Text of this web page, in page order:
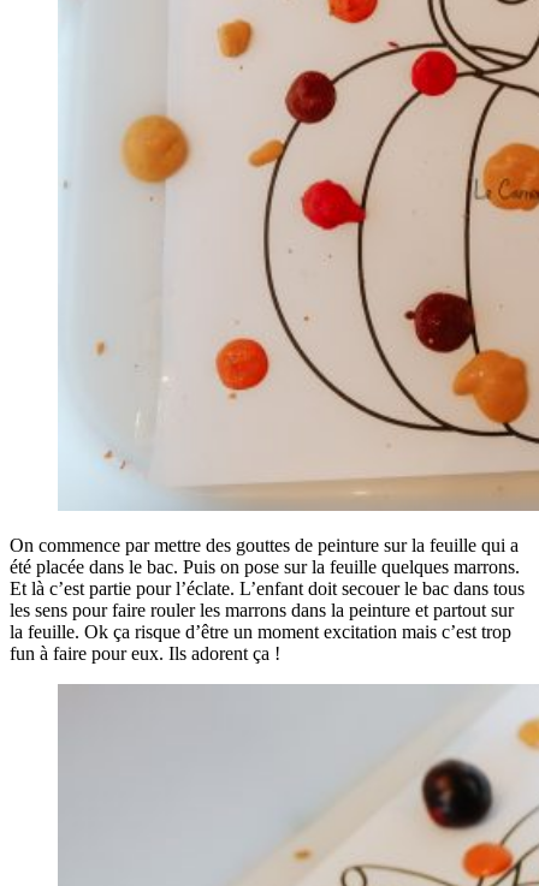
On commence par mettre des gouttes de peinture sur la feuille qui a
été placée dans le bac. Puis on pose sur la feuille quelques marrons.
Et là c’est partie pour l’éclate. L’enfant doit secouer le bac dans tous
les sens pour faire rouler les marrons dans la peinture et partout sur
la feuille. Ok ça risque d’être un moment excitation mais c’est trop
fun à faire pour eux. Ils adorent ça !